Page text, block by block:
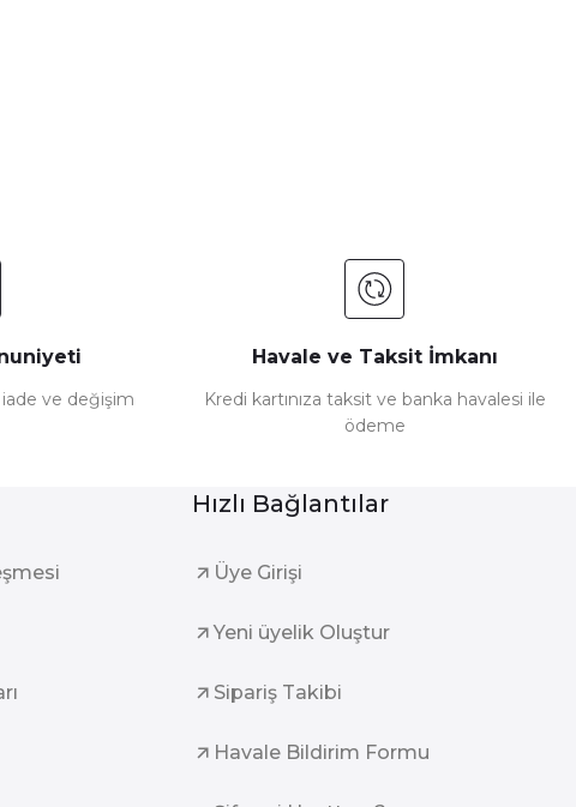
ve değişim
Havale ve Taksit İmkanı
Kredi kartınıza taksit ve banka havalesi ile
ödeme
Hızlı Bağlantılar
Üye Girişi
Yeni üyelik Oluştur
Sipariş Takibi
Havale Bildirim Formu